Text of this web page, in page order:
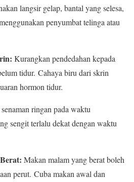
langsir gelap, bantal yang selesa,
penyumbat telinga atau
Kurangkan pendedahan kepada
tidur. Cahaya biru dari skrin
hormon tidur.
ringan pada waktu
sengit terlalu dekat dengan waktu
Makan malam yang berat boleh
perut. Cuba makan awal dan